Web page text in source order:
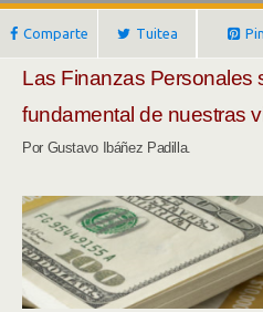
Comparte Tuitea Pin
Las Finanzas Personales
fundamental de nuestras
Por Gustavo Ibáñez Padilla.